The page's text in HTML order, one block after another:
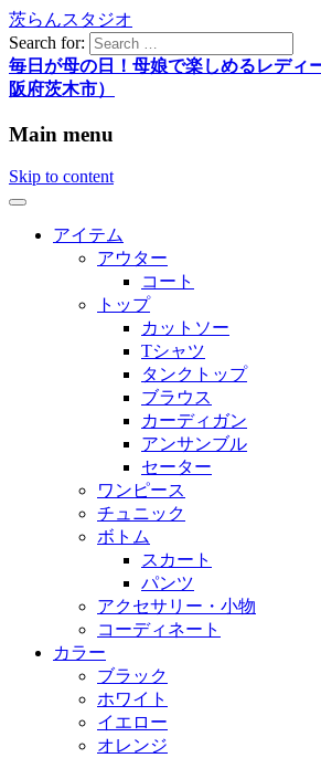
茨らんスタジオ
Search for:
毎日が母の日！母娘で楽しめるレディ
阪府茨木市）
Main menu
Skip to content
アイテム
アウター
コート
トップ
カットソー
Tシャツ
タンクトップ
ブラウス
カーディガン
アンサンブル
セーター
ワンピース
チュニック
ボトム
スカート
パンツ
アクセサリー・小物
コーディネート
カラー
ブラック
ホワイト
イエロー
オレンジ